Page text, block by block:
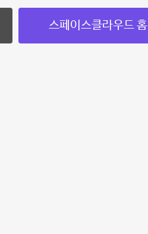
스페이스클라우드 홈